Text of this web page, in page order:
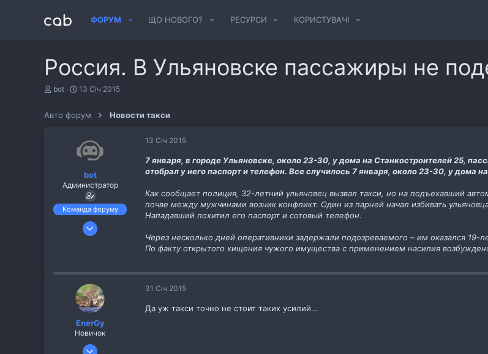
ФОРУМ ЩО НОВОГО? РЕСУРСИ КОРИСТУВАЧІ
Россия. В Ульяновске пассажиры не
А
о
bot
Д
а
в
о
н
я
13 Січ 2015
Авто форум Новости такси
bot
Администратор
Команда форуму
6 Лис 2013
13 Січ 2015
7 января, в городе Ульяновске, около 23-30, у дома на Станкостроителей 25,
отобрал у него паспорт и телефон. Все случилось 7 января, около 23-30, у дома
Как сообщает полиция, 32-летний ульяновец вызвал такси, но на подъехавший
почве между мужчинами возник конфликт. Один из парней начал избивать
Нападавший похитил его паспорт и сотовый телефон.
Через несколько дней оперативники задержали подозреваемого – им оказался 19-
По факту открытого хищения чужого имущества с применением насилия
EnerGy
Новичок
31 Січ 2015
31 Січ 2015
Да уж такси точно не стоит таких усилий...